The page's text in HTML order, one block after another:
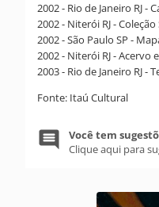
2002 - Rio de Janeiro RJ
2002 - Niterói RJ -
2002 - São Paulo SP -
2002 - Niterói RJ -
2003 - Rio de Janeiro RJ
Fonte: Itaú Cultural
Você tem
Clique aqui para